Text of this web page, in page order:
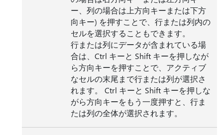
ー、列の場合は上方向キーまたは下方
向キー) を押すことで、行または列内の
セルを選択することもできます。
行または列にデータが含まれている場
合は、Ctrl キーと Shift キーを押しなが
ら方向キーを押すことで、アクティブ
なセルの末尾まで行または列が選択さ
れます。 Ctrl キーと Shift キーを押しな
がら方向キーをもう一度押すと、行ま
たは列の全体が選択されます。